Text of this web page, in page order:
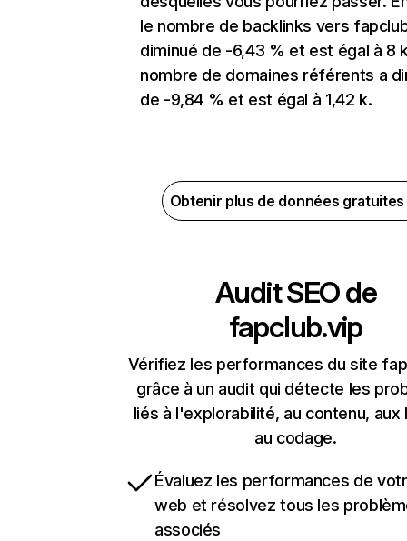
le nombre de backlinks vers
diminué de -6,43 % et est égal à 8
nombre de domaines référents a
de -9,84 % et est égal à 1,42 k.
Obtenir plus de données
Audit SEO de
fapclub.vip
Vérifiez les performances du site
grâce à un audit qui détecte les
liés à l'explorabilité, au contenu, aux
au codage.
Évaluez les performances de
web et résolvez tous les
associés